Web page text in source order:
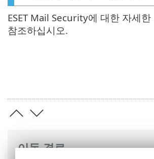
이동 경로
ESET Mail Security에 대한 자세한
참조하십시오.